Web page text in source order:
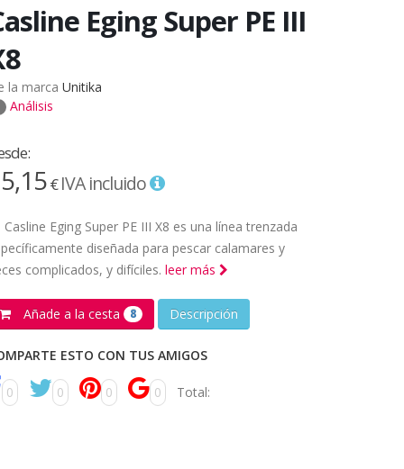
Eging Super PE III
la marca Unitika
Análisis
€IVA incluido
Casline Eging Super PE III X8 es una línea trenzada
diseñada para pescar calamares y
complicados, y difíciles. leer más
Añade a la cesta 8 Descripción
ESTO CON TUS AMIGOS
0 0 0 0 Total: